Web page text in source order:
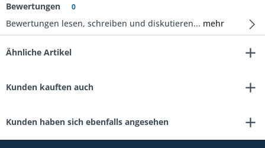
Bewertungen 0
Bewertungen lesen, schreiben und diskutieren... mehr
Ähnliche Artikel
Kunden kauften auch
Kunden haben sich ebenfalls angesehen